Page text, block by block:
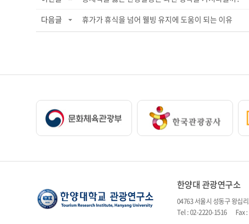
다음글
휴가가 휴식을 넘어 웰빙 유지에 도움이 되는 이유
한양대 관광연구소
04763 서울시 성동구 왕십
Tel : 02-2220-1516 Fax